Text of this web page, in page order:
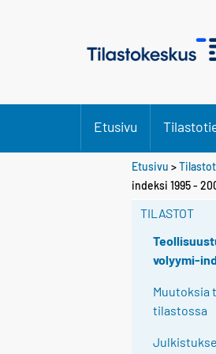
Etusivu
Etusivu >Tilastot
indeksi 1995 -
TILASTOT
volyymi-
Muutoksia
tilastossa